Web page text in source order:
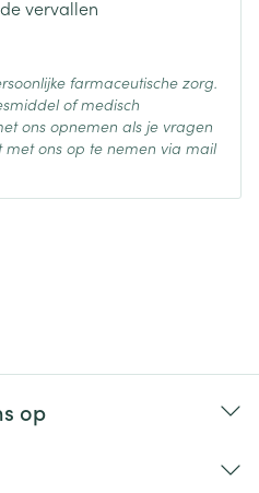
vervallen
farmaceutische zorg.
of medisch
ons opnemen als je vragen
ons op te nemen via mail
op